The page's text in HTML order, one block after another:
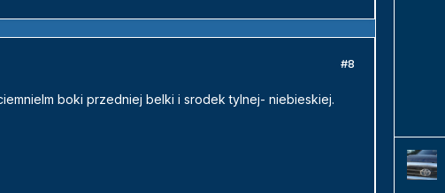
#8
boki przedniej belki i srodek tylnej- niebieskiej.